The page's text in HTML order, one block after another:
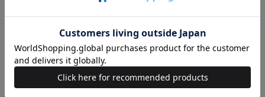
ろける
sweet 2026年10月
SPRiNG 2026年11
月号
＜SALE＞男を磨く
梅がある 男梅 シリ
コンポーチBOOK
もっと見る